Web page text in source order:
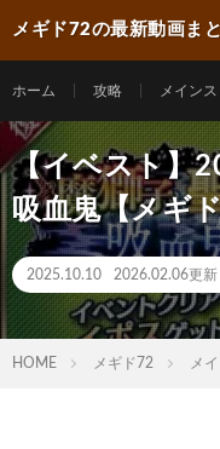
メギド72の最新動画ま
ホーム 攻略 メイン
【イベスト】
吸血鬼【メギ
2025.10.10 2026.02.06更新
HOME メギド72 メ